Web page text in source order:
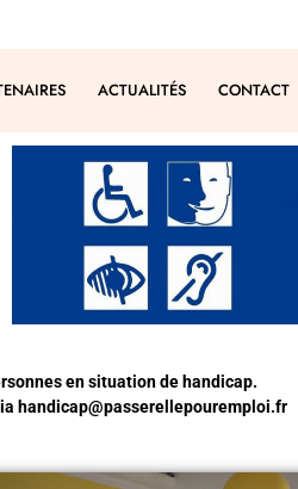
ACTUALITÉS CONTACT
en situation de handicap.
handicap@passerellepouremploi.fr